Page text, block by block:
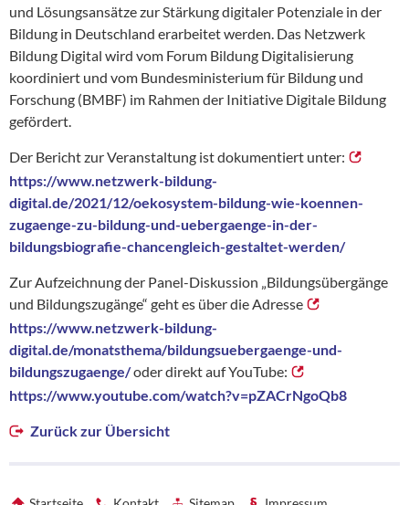
und Lösungsansätze zur Stärkung digitaler Potenziale in der
Bildung in Deutschland erarbeitet werden. Das Netzwerk
Bildung Digital wird vom Forum Bildung Digitalisierung
koordiniert und vom Bundesministerium für Bildung und
Forschung (BMBF) im Rahmen der Initiative Digitale Bildung
gefördert.
Der Bericht zur Veranstaltung ist dokumentiert unter:
https://www.netzwerk-bildung-
digital.de/2021/12/oekosystem-bildung-wie-koennen-
zugaenge-zu-bildung-und-uebergaenge-in-der-
bildungsbiografie-chancengleich-gestaltet-werden/
Zur Aufzeichnung der Panel-Diskussion „Bildungsübergänge
und Bildungszugänge“ geht es über die Adresse
https://www.netzwerk-bildung-
digital.de/monatsthema/bildungsuebergaenge-und-
bildungszugaenge/oder direkt auf YouTube:
https://www.youtube.com/watch?v=pZACrNgoQb8
Zurück zur Übersicht